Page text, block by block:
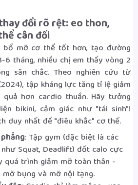
đổi rõ rệt: eo thon,
cân đối
bổ mỡ cơ thể tốt hơn, tạo đường
6 tháng, nhiều chị em thấy vòng 2
săn chắc. Theo nghiên cứu từ
tập kháng lực tăng tỉ lệ giảm
hơn cardio thuần. Hãy tưởng
bikini, cảm giác như "tái sinh"!
duy nhất để "điêu khắc" cơ thể.
: Tập gym (đặc biệt là các
Squat, Deadlift) đốt calo cực
quá trình giảm mỡ toàn thân -
bụng và mỡ nội tạng.